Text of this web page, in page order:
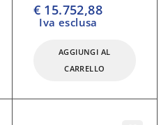
€15.752,88
Iva esclusa
AGGIUNGI AL
CARRELLO